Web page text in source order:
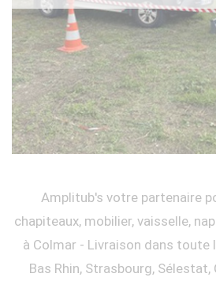
Amplitub's votre partenaire
chapiteaux, mobilier, vaisselle,
à Colmar - Livraison dans toute
Bas Rhin, Strasbourg, Sélestat,